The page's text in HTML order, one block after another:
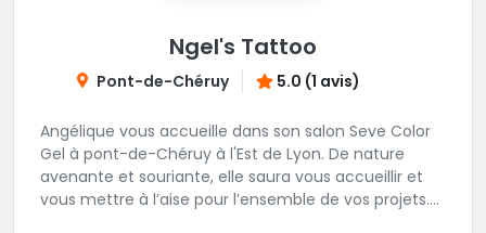
Ngel's Tattoo
Pont-de-Chéruy 5.0 (1 avis)
Angélique vous accueille dans son salon Seve Color
Gel à pont-de-Chéruy à l'Est de Lyon. De nature
avenante et souriante, elle saura vous accueillir et
vous mettre à l’aise pour l’ensemble de vos projets.